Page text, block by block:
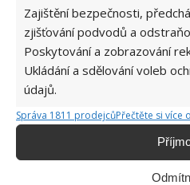
Zajištění bezpečnosti,
zjišťování podvodů a
Poskytování a zobrazování
Ukládání a sdělování voleb
údajů.
Správa 1811 prodejcůPřečtěte si více
Hana
Do